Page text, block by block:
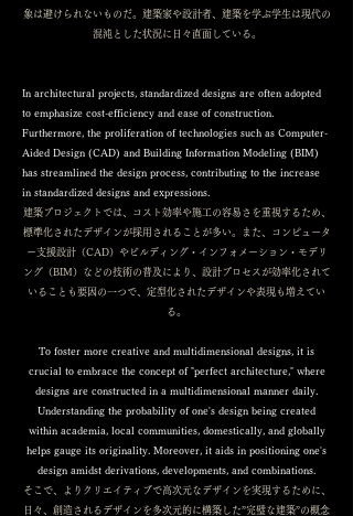
象は避けられないものだ。建築家や設計者、建築を学ぶ学生は現代の
混沌とした状況に日々直面している。
In architectural projects, standardized designs are often adopted
to emphasize cost-efficiency and ease of construction.
Furthermore, the proliferation of technologies such as Computer-
Aided Design (CAD) and Building Information Modeling (BIM)
has streamlined the design process, contributing to the increase
in standardized designs and expressions.
建築プロジェクトでは、コスト効率や施工の容易さを重視するため、
標準化されたデザインが採用されることが多い。また、コンピュータ
ー支援設計（CAD）やビルディング・インフォメーション・モデリ
ング（BIM）などの技術の普及により、設計プロセスが効率化されて
いることも要因の一つで、定型化されたデザインや表現も増えてい
る。
To foster more creative and multidimensional designs, it is
crucial to embrace the concept of "perfect architecture," where
designs are constructed in a multidimensional manner daily.
Understanding the probability of one's design being created
within academia, local communities, domestically, and globally
helps gauge its originality. Moreover, it aids in positioning one's
design amidst derivations, developments, and combinations.
そこで、よりクリエイティブで高次元なデザインを実現するために、
日々、創造されるデザインを多次元的に構築した”完璧な建築”の概念